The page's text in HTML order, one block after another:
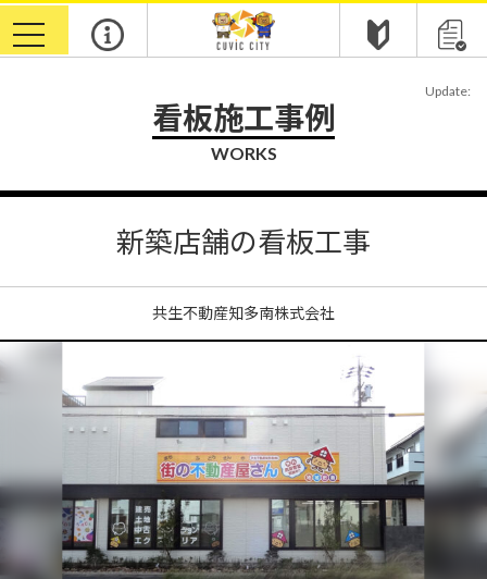
toggle
navigation
Update:
看板施工事例
WORKS
新築店舗の看板工事
共生不動産知多南株式会社